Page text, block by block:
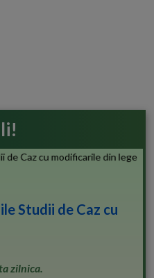
Studii de Caz cu
zilnica.